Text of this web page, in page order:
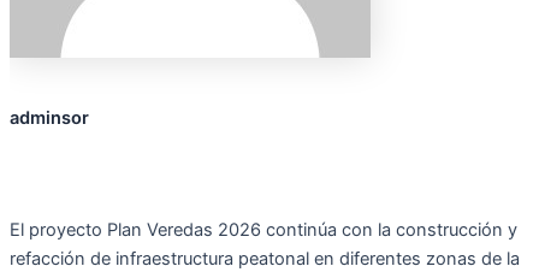
adminsor
El proyecto Plan Veredas 2026 continúa con la construcción y
refacción de infraestructura peatonal en diferentes zonas de la